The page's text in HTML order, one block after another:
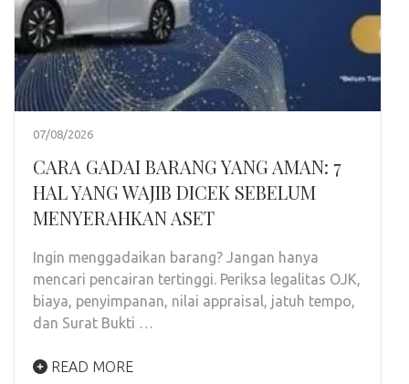
07/08/2026
CARA GADAI BARANG YANG AMAN: 7
HAL YANG WAJIB DICEK SEBELUM
MENYERAHKAN ASET
Ingin menggadaikan barang? Jangan hanya
mencari pencairan tertinggi. Periksa legalitas OJK,
biaya, penyimpanan, nilai appraisal, jatuh tempo,
dan Surat Bukti …
READ MORE